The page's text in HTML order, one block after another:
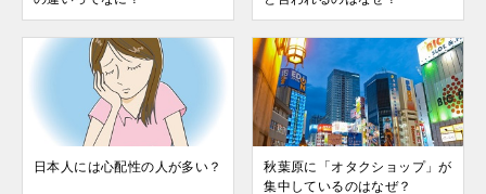
日本人には心配性の人が多い？
秋葉原に「オタクショップ」が
集中しているのはなぜ？